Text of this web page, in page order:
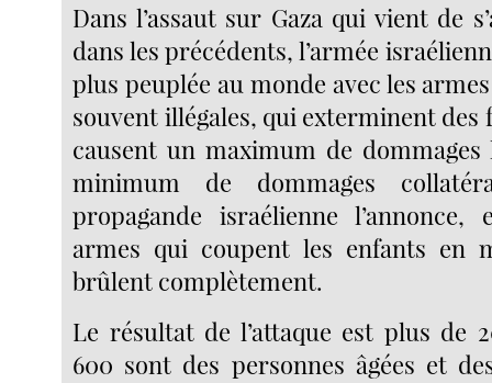
Dans l’assaut sur Gaza qui vient de
dans les précédents, l’armée
plus peuplée au monde avec les
souvent illégales, qui exterminent des
causent un maximum de dommages
minimum de dommages
propagande israélienne
armes qui coupent les enfants en
brûlent complètement.
Le résultat de l’attaque est plus de
600 sont des personnes âgées et